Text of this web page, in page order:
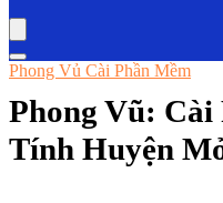
Phong Vủ Cài Phần Mềm
Phong Vũ:
Tính Huyện